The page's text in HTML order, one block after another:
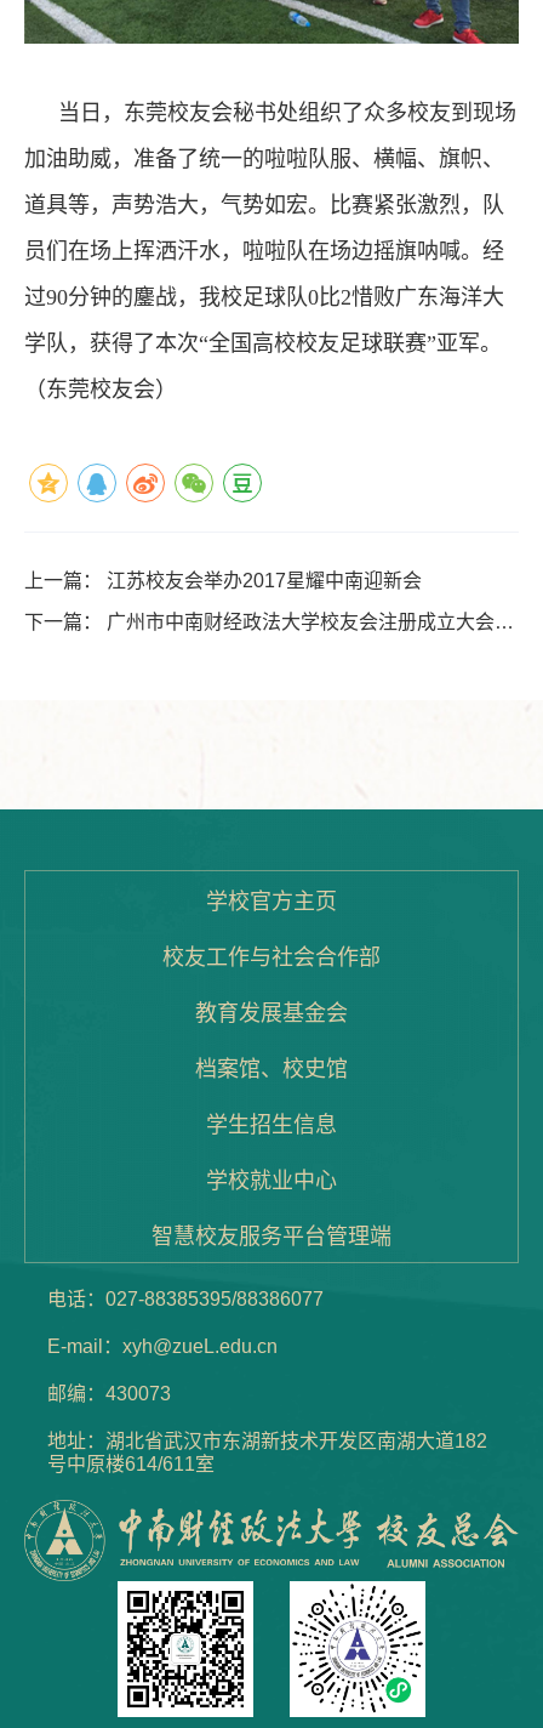
当日，东莞校友会秘书处组织了众多校友到现场
加油助威，准备了统一的啦啦队服、横幅、旗帜、
道具等，声势浩大，气势如宏。比赛紧张激烈，队
员们在场上挥洒汗水，啦啦队在场边摇旗呐喊。经
过90分钟的鏖战，我校足球队0比2惜败广东海洋大
学队，获得了本次“全国高校校友足球联赛”亚军。
（东莞校友会）
上一篇： 江苏校友会举办2017星耀中南迎新会
下一篇： 广州市中南财经政法大学校友会注册成立大会成
学校官方主页
校友工作与社会合作部
教育发展基金会
档案馆、校史馆
学生招生信息
学校就业中心
智慧校友服务平台管理端
电话：027-88385395/88386077
E-mail：xyh@zueL.edu.cn
邮编：430073
地址：湖北省武汉市东湖新技术开发区南湖大道182
号中原楼614/611室